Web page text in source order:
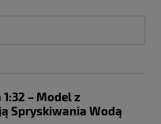
płatności
– Model z
Spryskiwania Wodą